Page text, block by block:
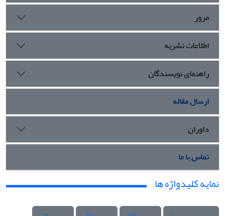
مرور
اطلاعات نشریه
راهنمای نویسندگان
ارسال مقاله
داوران
تماس با ما
نمایه کلیدواژه ها